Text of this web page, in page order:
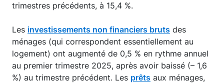
trimestres précédents, à 15,4 %.
Les investissements non financiers bruts des
ménages (qui correspondent essentiellement au
logement) ont augmenté de 0,5 % en rythme annuel
au premier trimestre 2025, après avoir baissé (– 1,6
%) au trimestre précédent. Les prêts aux ménages,